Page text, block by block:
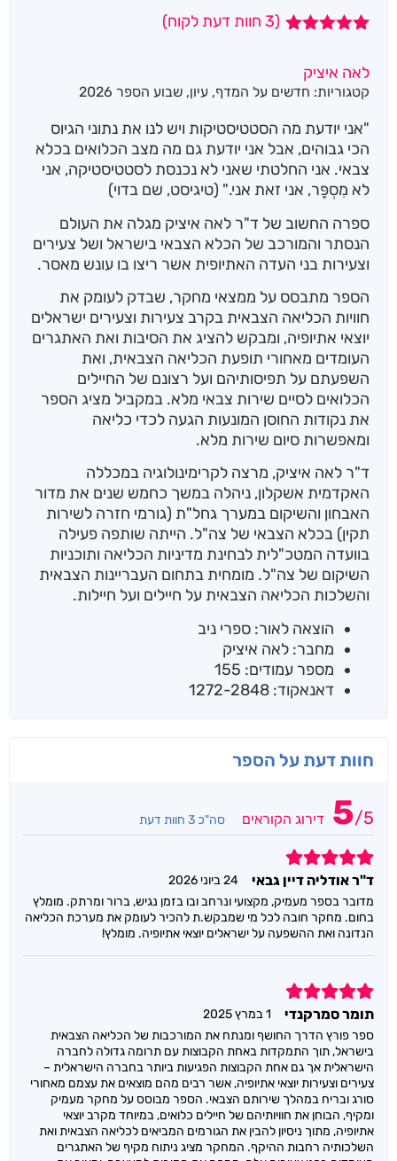
מבוסס על
דירוגים של
(
3 חוות דעת לקוח)
לאה איציק
קטגוריות: חדשים על המדף, עיון, שבוע הספר 2026
"אני יודעת מה הסטטיסטיקות ויש לנו את נתוני הגיוס
הכי גבוהים, אבל אני יודעת גם מה מצב הכלואים בכלא
צבאי. אני החלטתי שאני לא נכנסת לסטטיסטיקה, אני
לא מִסְפָּר, אני זאת אני." (טיגיסט, שם בדוי)
ספרה החשוב של ד"ר לאה איציק מגלה את העולם
הנסתר והמורכב של הכלא הצבאי בישראל ושל צעירים
וצעירות בני העדה האתיופית אשר ריצו בו עונש מאסר.
הספר מתבסס על ממצאי מחקר, שבדק לעומק את
חוויות הכליאה הצבאית בקרב צעירות וצעירים ישראלים
יוצאי אתיופיה, ומבקש להציג את הסיבות ואת האתגרים
העומדים מאחורי תופעת הכליאה הצבאית, ואת
השפעתם על תפיסותיהם ועל רצונם של החיילים
הכלואים לסיים שירות צבאי מלא. במקביל מציג הספר
את נקודות החוסן המונעות הגעה לכדי כליאה
ומאפשרות סיום שירות מלא.
ד"ר לאה איציק, מרצה לקרימינולוגיה במכללה
האקדמית אשקלון, ניהלה במשך כחמש שנים את מדור
האבחון והשיקום במערך גחל"ת (גורמי חזרה לשירות
תקין) בכלא הצבאי של צה"ל. הייתה שותפה פעילה
בוועדה המטכ"לית לבחינת מדיניות הכליאה ותוכניות
השיקום של צה"ל. מומחית בתחום העבריינות הצבאית
והשלכות הכליאה הצבאית על חיילים ועל חיילות.
הוצאה לאור: ספרי ניב
מחבר: לאה איציק
מספר עמודים: 155
דאנאקוד: 1272-2848
חוות דעת על הספר
5/5 דירוג הקוראים סה"כ 3 חוות דעת
5
ד"ר אודליה דיין גבאי
24 ביוני 2026
מדובר בספר מעמיק, מקצועי ונרחב ובו בזמן נגיש, ברור ומרתק. מומלץ
בחום. מחקר חובה לכל מי שמבקש.ת להכיר לעומק את מערכת הכליאה
הנדונה ואת ההשפעה על ישראלים יוצאי אתיופיה. מומלץ!
5
תומר סמרקנדי
1 במרץ 2025
ספר פורץ הדרך החושף ומנתח את המורכבות של הכליאה הצבאית
בישראל, תוך התמקדות באחת הקבוצות עם תרומה גדולה לחברה
הישראלית אך גם אחת הקבוצות הפגיעות ביותר בחברה הישראלית –
צעירים וצעירות יוצאי אתיופיה, אשר רבים מהם מוצאים את עצמם מאחורי
סורג ובריח במהלך שירותם הצבאי. הספר מבוסס על מחקר מעמיק
ומקיף, הבוחן את חוויותיהם של חיילים כלואים, במיוחד מקרב יוצאי
אתיופיה, מתוך ניסיון להבין את הגורמים המביאים לכליאה הצבאית ואת
השלכותיה רחבות ההיקף. המחקר מציג ניתוח מקיף של האתגרים